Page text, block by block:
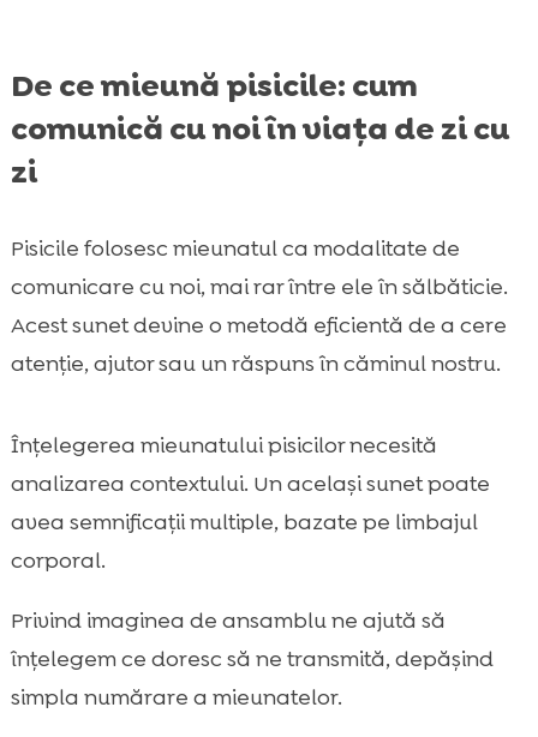
De ce mieună pisicile: cum
comunică cu noi în viața de zi cu
zi
Pisicile folosesc mieunatul ca modalitate de
comunicare cu noi, mai rar între ele în sălbăticie.
Acest sunet devine o metodă eficientă de a cere
atenție, ajutor sau un răspuns în căminul nostru.
Înțelegerea mieunatului pisicilor necesită
analizarea contextului. Un același sunet poate
avea semnificații multiple, bazate pe limbajul
corporal.
Privind imaginea de ansamblu ne ajută să
înțelegem ce doresc să ne transmită, depășind
simpla numărare a mieunatelor.